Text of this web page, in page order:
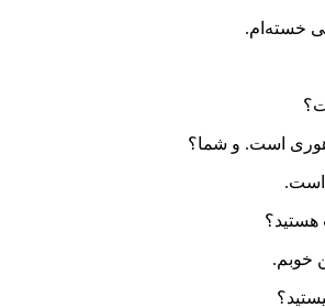
خسته‌ام.
است. و شما؟
است.
هستید؟
خوبم.